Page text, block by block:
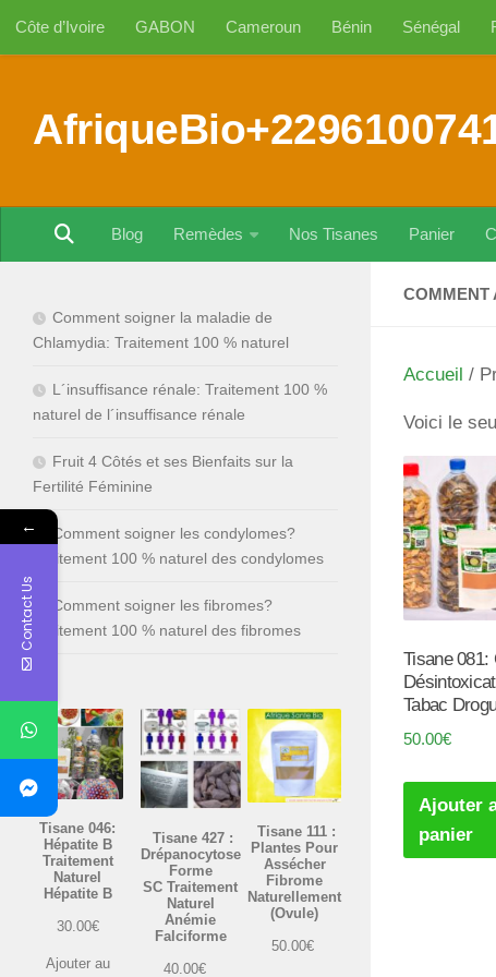
Au dessous du contenu
Côte d’Ivoire GABON Cameroun Bénin Sénégal
Blog Remèdes Nos Tisanes Panier
COMMENT
Accueil /
Voici le
Tisane 081:
Tabac
50.00€
Ajouter
panier
Comment soigner la maladie de
Chlamydia: Traitement 100 % naturel
L´insuffisance rénale: Traitement 100 %
naturel de l´insuffisance rénale
Fruit 4 Côtés et ses Bienfaits sur la
Fertilité Féminine
Comment soigner les condylomes?
Traitement 100 % naturel des condylomes
Comment soigner les fibromes?
Traitement 100 % naturel des fibromes
Tisane 046:
Hépatite B
Traitement
Naturel
Hépatite B
30.00€
Ajouter au
Tisane 427 :
Drépanocytose
Forme
SC Traitement
Naturel
Anémie
Falciforme
40.00€
Tisane 111 :
Plantes Pour
Assécher
Fibrome
Naturellement
(Ovule)
50.00€
←
Contact Us